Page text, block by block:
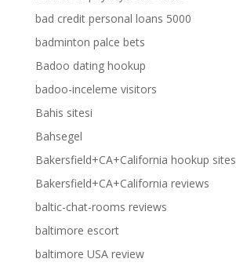
bad credit personal loans 5000
badminton palce bets
Badoo dating hookup
badoo-inceleme visitors
Bahis sitesi
Bahsegel
Bakersfield+CA+California hookup sites
Bakersfield+CA+California reviews
baltic-chat-rooms reviews
baltimore escort
baltimore USA review